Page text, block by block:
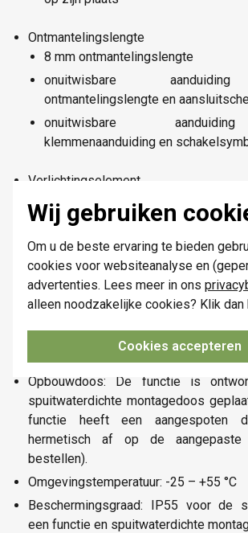
Wij gebruiken
Om u de beste ervaring te bieden
cookies voor websiteanalyse en
advertenties. Lees meer in ons
alleen noodzakelijke cookies? Klik dan
Cookies accepteren
Ontmantelingslengte
8 mm ontmantelingslengte
onuitwisbare
ontmantelingslengte en
onuitwisbare
klemmenaanduiding en
Verlichtingselement
de sokkel is voorzien van 2
een verlichtingselement
linkse nis (vooraanzicht):
verlichtingselement met
verlichtingselement
achterzijde: ronde uitsparingen
het automatisch
Opbouwdoos: De functie is
spuitwaterdichte montagedoos
functie heeft een aangespoten
hermetisch af op de
bestellen).
Omgevingstemperatuur: -25 – +55 °C
Beschermingsgraad: IP55 voor de
een functie en spuitwaterdichte